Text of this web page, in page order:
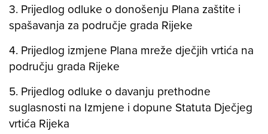
3. Prijedlog odluke o donošenju Plana zaštite i
spašavanja za područje grada Rijeke
4. Prijedlog izmjene Plana mreže dječjih vrtića na
području grada Rijeke
5. Prijedlog odluke o davanju prethodne
suglasnosti na Izmjene i dopune Statuta Dječjeg
vrtića Rijeka